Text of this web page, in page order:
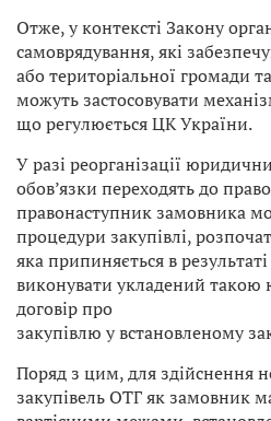
Отже, у контексті Закону
самоврядування, які
або територіальної громади
можуть застосовувати
що регулюється ЦК України.
У разі реорганізації
обов’язки переходять до
правонаступник замовника
процедури закупівлі,
яка припиняється в результаті
виконувати укладений
договір про
закупівлю у встановленому
Поряд з цим, для здійснення
закупівель ОТГ як замовник